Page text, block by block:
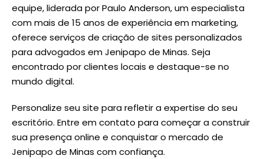
equipe, liderada porPaulo Anderson, um especialista
com mais de 15 anos de experiência em marketing,
oferece serviços de criação de sites personalizados
para advogados em Jenipapo de Minas. Seja
encontrado por clientes locais e destaque-se no
mundo digital.
Personalize seu site para refletir a expertise do seu
escritório. Entre em contato para começar a construir
sua presença online e conquistar o mercado de
Jenipapo de Minas com confiança.